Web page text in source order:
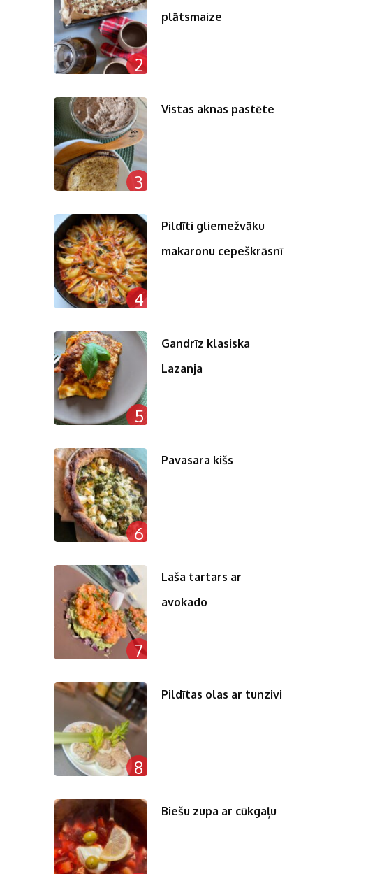
2
plātsmaize
3
Vistas aknas pastēte
4
Pildīti gliemežvāku
makaronu cepeškrāsnī
5
Gandrīz klasiska
Lazanja
6
Pavasara kišs
7
Laša tartars ar
avokado
8
Pildītas olas ar tunzivi
Biešu zupa ar cūkgaļu